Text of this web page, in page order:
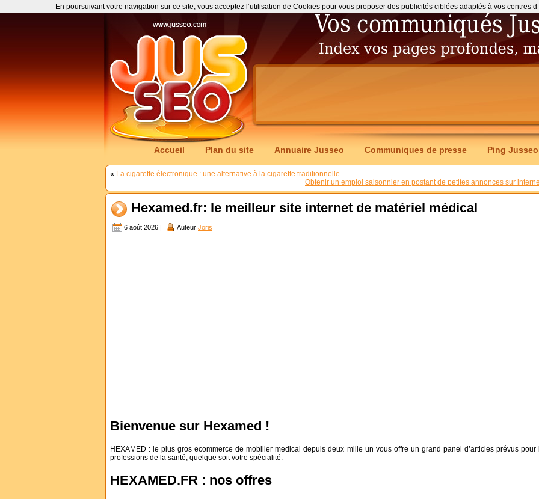
Accueil Plan du site Annuaire Jusseo Communiques de presse Ping Jusseo
« La cigarette électronique : une alternative à la cigarette traditionnelle
Obtenir un emploi saisonnier en postant de petites annonces sur
Hexamed.fr: le meilleur site internet de matériel médical
6 août 2026 | Auteur Joris
Bienvenue sur Hexamed !
HEXAMED : le plus gros ecommerce de mobilier medical depuis deux mille un vous offre un grand panel d’articles prévus pour
professions de la santé, quelque soit votre spécialité.
HEXAMED.FR : nos offres
En poursuivant votre navigation sur ce site, vous acceptez l’utilisation de Cookies pour vous proposer des publicités ciblées adaptés à vos centres